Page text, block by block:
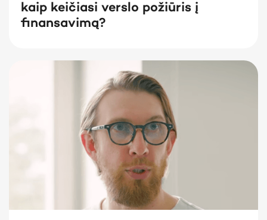
kaip keičiasi verslo požiūris į
finansavimą?